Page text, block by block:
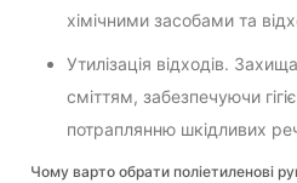
хімічними засобами та
Утилізація відходів.
сміттям, забезпечуючи
потраплянню шкідливих
Чому варто обрати поліетиленові